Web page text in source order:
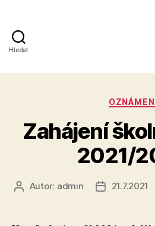
Hledat
41
Zahájení
2021/
AutorAutor: admin
Datum
21.7.2021